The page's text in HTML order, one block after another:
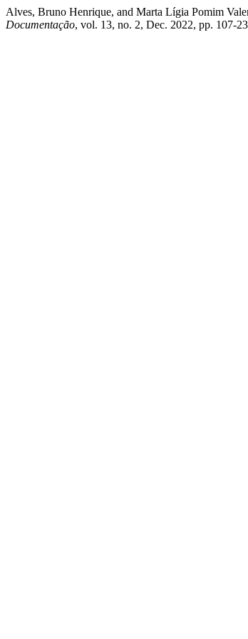
Alves, Bruno Henrique, and Marta Lígia Pomim
Documentação, vol. 13, no. 2, Dec. 2022, pp. 107-